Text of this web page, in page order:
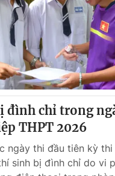
đình chỉ trong
THPT 2026
ngày thi đầu tiên kỳ
sinh bị đình chỉ do vi